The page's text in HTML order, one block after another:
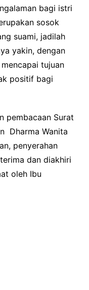
bagi istri
sosok
suami, jadilah
yakin, dengan
tujuan
positif bagi
pembacaan Surat
Dharma Wanita
penyerahan
dan diakhiri
oleh Ibu